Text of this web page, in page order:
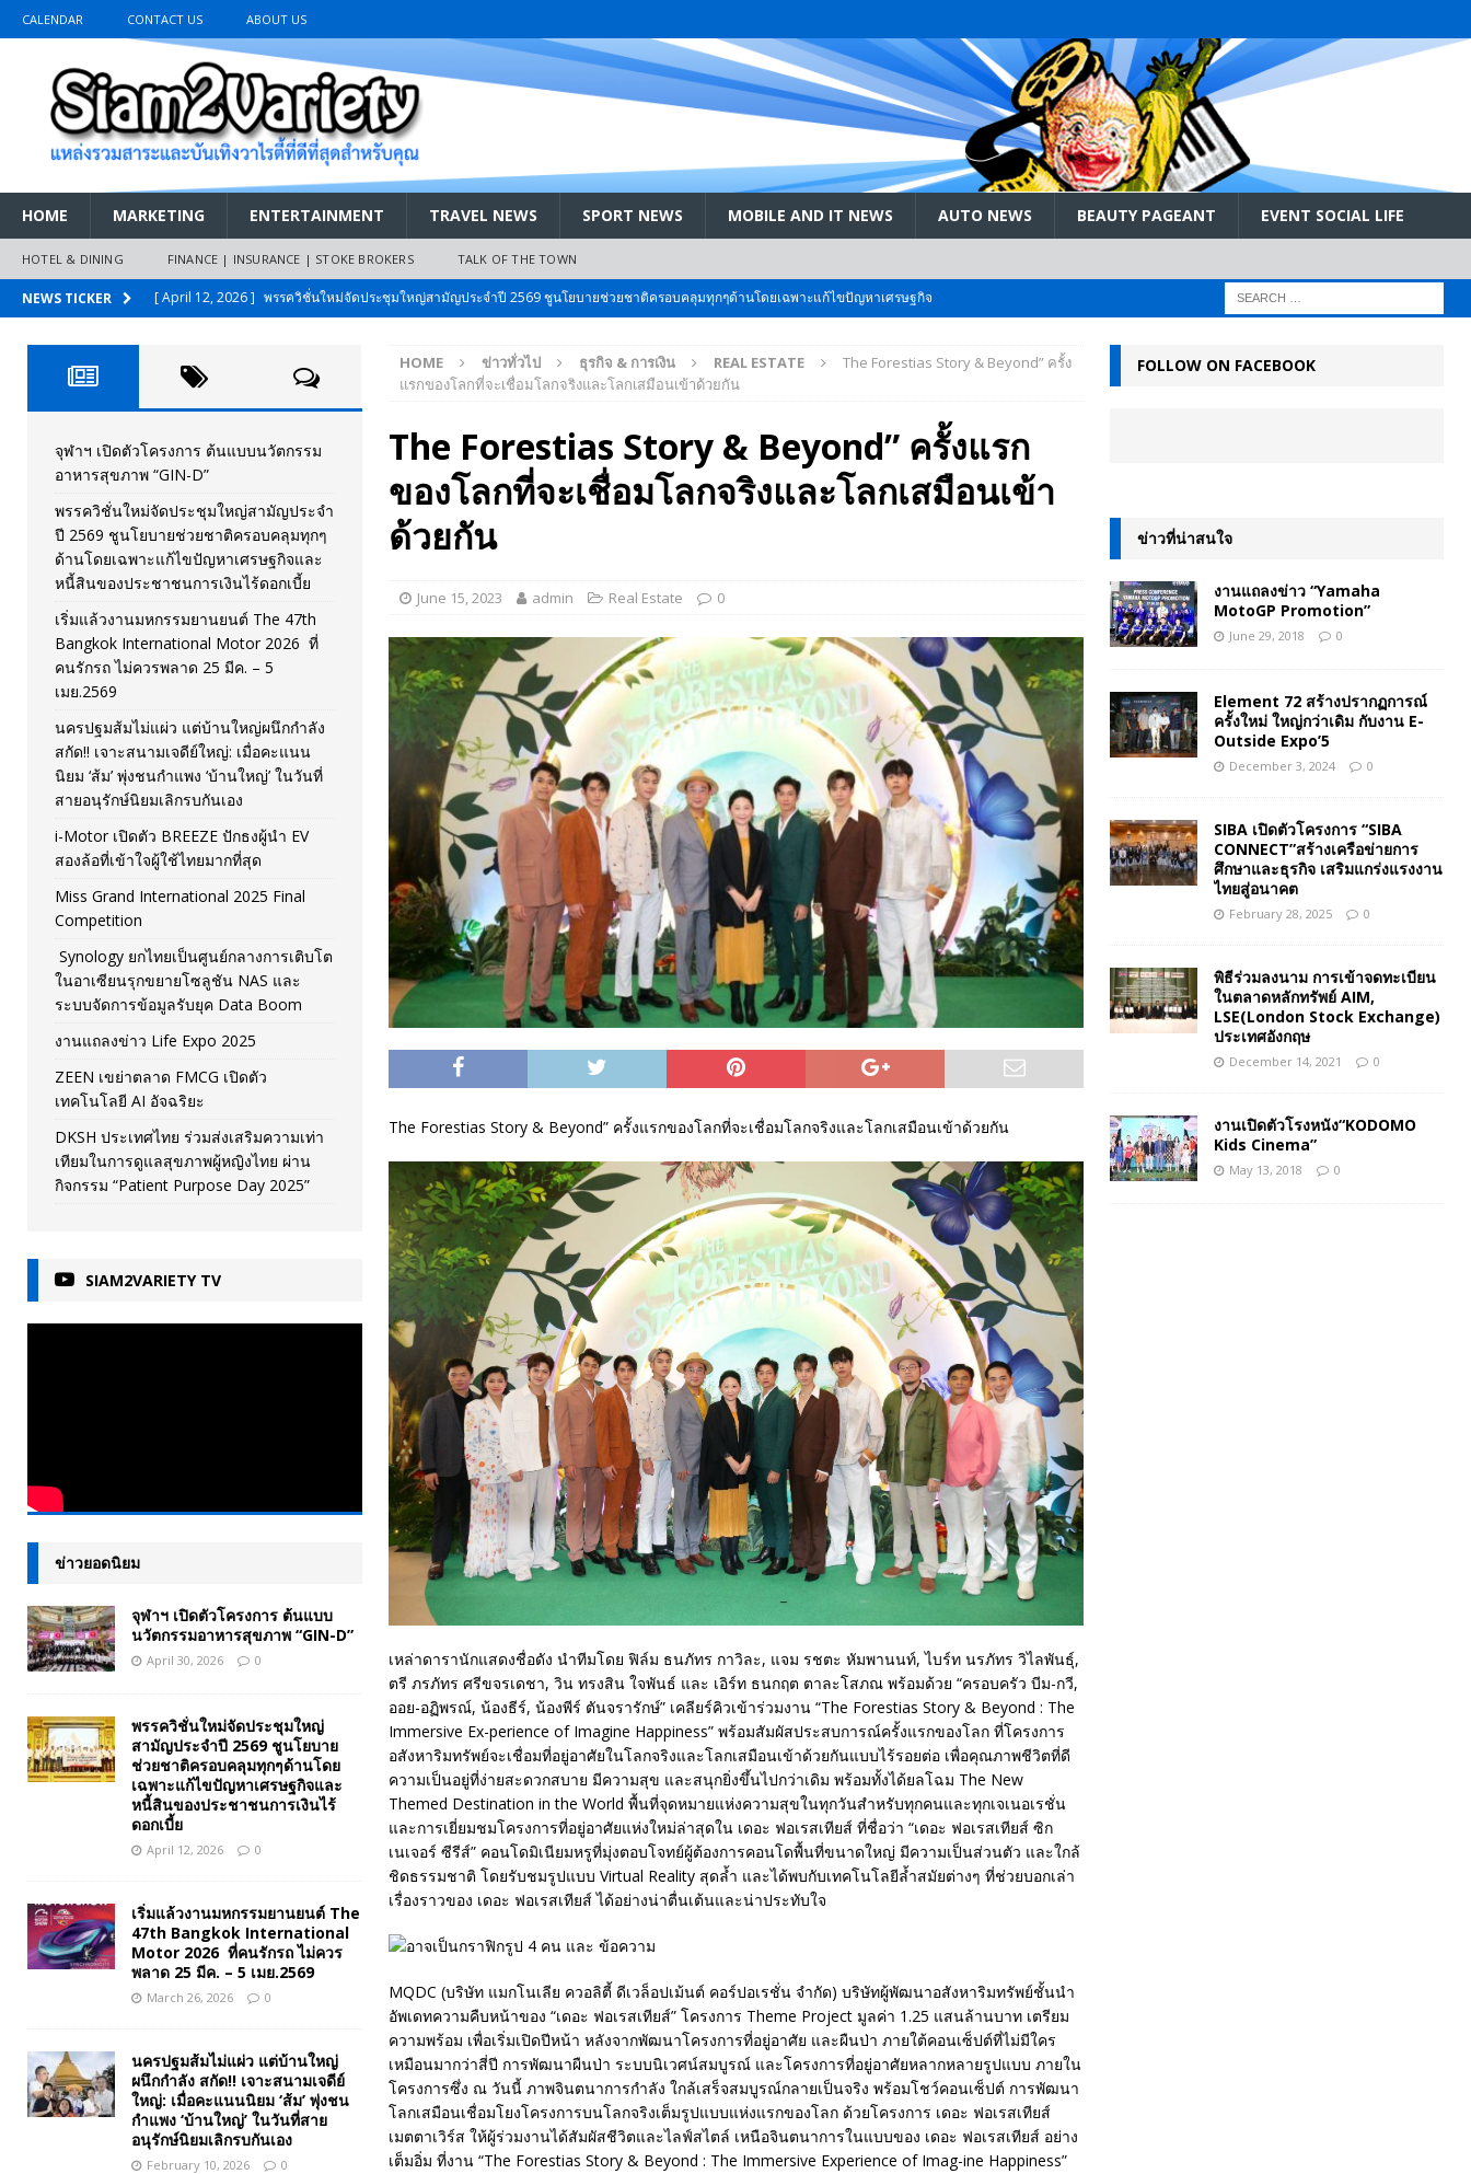
CALENDAR CONTACT US ABOUT US
HOME MARKETING ENTERTAINMENT TRAVEL NEWS SPORT NEWS MOBILE AND IT NEWS AUTO NEWS BEAUTY PAGEANT EVENT SOCIAL LIFE
HOTEL & DINING FINANCE | INSURANCE | STOKE BROKERS TALK OF THE TOWN
NEWS TICKER [ April 12, 2026 ] พรรควิชั่นใหม่จัดประชุมใหญ่สามัญประจำปี 2569 ชูนโยบายช่วยชาติครอบคลุมทุกๆด้านโดยเฉพาะแก้ไขปัญหาเศรษฐกิจ
[ March 26, 2026 ]
เริ่มแล้วงานมหกรรมยานยนต์ The 47th Bangkok International Motor 2026 ที่คนรักรถ ไม่ควรพลาด 25 มีค. – 5
เมย.2569
AUTO NEWS
[ February 10, 2026 ] นครปฐมส้มไม่แผ่ว แต่บ้านใหญ่ผนึกกำลัง สกัด!! เจาะสนามเจดีย์ใหญ่: เมื่อคะแนนนิยม ‘ส้ม’ พุ่งชนกำแพง ‘บ้านใหญ่’ ใน
วันที่สายอนุรักษ์นิยมเลิกรบกันเอง
PR NEWS
[ November 26, 2025 ] i-Motor เปิดตัว BREEZE ปักธงผู้นำ EV สองล้อที่เข้าใจผู้ใช้ไทยมากที่สุด
[ April 30, 2026 ] จุฬาฯ เปิดตัวโครงการ ต้นแบบนวัตกรรมอาหารสุขภาพ “GIN-D”
HOME ข่าวทั่วไป ธุรกิจ & การเงิน REAL ESTATE
The Forestias Story & Beyond” ครั้ง
แรกของโลกที่จะเชื่อมโลกจริงและโลกเสมือนเข้าด้วยกัน
The Forestias Story & Beyond” ครั้งแรก
ของโลกที่จะเชื่อมโลกจริงและโลกเสมือนเข้า
ด้วยกัน
June 15, 2023 admin Real Estate 0
The Forestias Story & Beyond” ครั้งแรกของโลกที่จะเชื่อมโลกจริงและโลกเสมือนเข้าด้วยกัน
เหล่าดารานักแสดงชื่อดัง นำทีมโดย ฟิล์ม ธนภัทร กาวิละ, แจม รชตะ หัมพานนท์, ไบร์ท นรภัทร วิไลพันธุ์,
ตรี ภรภัทร ศรีขจรเดชา, วิน ทรงสิน ใจพันธ์ และ เอิร์ท ธนกฤต ตาละโสภณ พร้อมด้วย “ครอบครัว บีม-กวี,
ออย-อฏิพรณ์, น้องธีร์, น้องพีร์ ตันจรารักษ์” เคลียร์คิวเข้าร่วมงาน “The Forestias Story & Beyond : The
Immersive Ex-perience of Imagine Happiness” พร้อมสัมผัสประสบการณ์ครั้งแรกของโลก ที่โครงการ
อสังหาริมทรัพย์จะเชื่อมที่อยู่อาศัยในโลกจริงและโลกเสมือนเข้าด้วยกันแบบไร้รอยต่อ เพื่อคุณภาพชีวิตที่ดี
ความเป็นอยู่ที่ง่ายสะดวกสบาย มีความสุข และสนุกยิ่งขึ้นไปกว่าเดิม พร้อมทั้งได้ยลโฉม The New
Themed Destination in the World พื้นที่จุดหมายแห่งความสุขในทุกวันสำหรับทุกคนและทุกเจเนอเรชั่น
และการเยี่ยมชมโครงการที่อยู่อาศัยแห่งใหม่ล่าสุดใน เดอะ ฟอเรสเทียส์ ที่ชื่อว่า “เดอะ ฟอเรสเทียส์ ซิก
เนเจอร์ ซีรีส์” คอนโดมิเนียมหรูที่มุ่งตอบโจทย์ผู้ต้องการคอนโดพื้นที่ขนาดใหญ่ มีความเป็นส่วนตัว และใกล้
ชิดธรรมชาติ โดยรับชมรูปแบบ Virtual Reality สุดล้ำ และได้พบกับเทคโนโลยีล้ำสมัยต่างๆ ที่ช่วยบอกเล่า
เรื่องราวของ เดอะ ฟอเรสเทียส์ ได้อย่างน่าตื่นเต้นและน่าประทับใจ
MQDC (บริษัท แมกโนเลีย ควอลิตี้ ดีเวล็อปเม้นต์ คอร์ปอเรชั่น จำกัด) บริษัทผู้พัฒนาอสังหาริมทรัพย์ชั้นนำ
อัพเดทความคืบหน้าของ “เดอะ ฟอเรสเทียส์” โครงการ Theme Project มูลค่า 1.25 แสนล้านบาท เตรียม
ความพร้อม เพื่อเริ่มเปิดปีหน้า หลังจากพัฒนาโครงการที่อยู่อาศัย และผืนป่า ภายใต้คอนเซ็ปต์ที่ไม่มีใคร
เหมือนมากว่าสี่ปี การพัฒนาผืนป่า ระบบนิเวศน์สมบูรณ์ และโครงการที่อยู่อาศัยหลากหลายรูปแบบ ภายใน
โครงการซึ่ง ณ วันนี้ ภาพจินตนาการกำลัง ใกล้เสร็จสมบูรณ์กลายเป็นจริง พร้อมโชว์คอนเซ็ปต์ การพัฒนา
โลกเสมือนเชื่อมโยงโครงการบนโลกจริงเต็มรูปแบบแห่งแรกของโลก ด้วยโครงการ เดอะ ฟอเรสเทียส์
เมตตาเวิร์ส ให้ผู้ร่วมงานได้สัมผัสชีวิตและไลฟ์สไตล์ เหนือจินตนาการในแบบของ เดอะ ฟอเรสเทียส์ อย่าง
เต็มอิ่ม ที่งาน “The Forestias Story & Beyond : The Immersive Experience of Imag-ine Happiness”
จุฬาฯ เปิดตัวโครงการ ต้นแบบนวัตกรรม
อาหารสุขภาพ “GIN-D”
พรรควิชั่นใหม่จัดประชุมใหญ่สามัญประจำ
ปี 2569 ชูนโยบายช่วยชาติครอบคลุมทุกๆ
ด้านโดยเฉพาะแก้ไขปัญหาเศรษฐกิจและ
หนี้สินของประชาชนการเงินไร้ดอกเบี้ย
เริ่มแล้วงานมหกรรมยานยนต์ The 47th
Bangkok International Motor 2026 ที่
คนรักรถ ไม่ควรพลาด 25 มีค. – 5
เมย.2569
นครปฐมส้มไม่แผ่ว แต่บ้านใหญ่ผนึกกำลัง
สกัด!! เจาะสนามเจดีย์ใหญ่: เมื่อคะแนน
นิยม ‘ส้ม’ พุ่งชนกำแพง ‘บ้านใหญ่’ ในวันที่
สายอนุรักษ์นิยมเลิกรบกันเอง
i-Motor เปิดตัว BREEZE ปักธงผู้นำ EV
สองล้อที่เข้าใจผู้ใช้ไทยมากที่สุด
Miss Grand International 2025 Final
Competition
Synology ยกไทยเป็นศูนย์กลางการเติบโต
ในอาเซียนรุกขยายโซลูชัน NAS และ
ระบบจัดการข้อมูลรับยุค Data Boom
งานแถลงข่าว Life Expo 2025
ZEEN เขย่าตลาด FMCG เปิดตัว
เทคโนโลยี AI อัจฉริยะ
DKSH ประเทศไทย ร่วมส่งเสริมความเท่า
เทียมในการดูแลสุขภาพผู้หญิงไทย ผ่าน
กิจกรรม “Patient Purpose Day 2025”
SIAM2VARIETY TV
ข่าวยอดนิยม
จุฬาฯ เปิดตัวโครงการ ต้นแบบ
นวัตกรรมอาหารสุขภาพ “GIN-D”
April 30, 2026 0
พรรควิชั่นใหม่จัดประชุมใหญ่
สามัญประจำปี 2569 ชูนโยบาย
ช่วยชาติครอบคลุมทุกๆด้านโดย
เฉพาะแก้ไขปัญหาเศรษฐกิจและ
หนี้สินของประชาชนการเงินไร้
ดอกเบี้ย
April 12, 2026 0
เริ่มแล้วงานมหกรรมยานยนต์ The
47th Bangkok International
Motor 2026 ที่คนรักรถ ไม่ควร
พลาด 25 มีค. – 5 เมย.2569
March 26, 2026 0
นครปฐมส้มไม่แผ่ว แต่บ้านใหญ่
ผนึกกำลัง สกัด!! เจาะสนามเจดีย์
ใหญ่: เมื่อคะแนนนิยม ‘ส้ม’ พุ่งชน
กำแพง ‘บ้านใหญ่’ ในวันที่สาย
อนุรักษ์นิยมเลิกรบกันเอง
February 10, 2026 0
FOLLOW ON FACEBOOK
ข่าวที่น่าสนใจ
งานแถลงข่าว “Yamaha
MotoGP Promotion”
June 29, 2018 0
Element 72 สร้างปรากฏการณ์
ครั้งใหม่ ใหญ่กว่าเดิม กับงาน E-
Outside Expo’5
December 3, 2024 0
SIBA เปิดตัวโครงการ “SIBA
CONNECT”สร้างเครือข่ายการ
ศึกษาและธุรกิจ เสริมแกร่งแรงงาน
ไทยสู่อนาคต
February 28, 2025 0
พิธีร่วมลงนาม การเข้าจดทะเบียน
ในตลาดหลักทรัพย์ AIM,
LSE(London Stock Exchange)
ประเทศอังกฤษ
December 14, 2021 0
งานเปิดตัวโรงหนัง“KODOMO
Kids Cinema”
May 13, 2018 0